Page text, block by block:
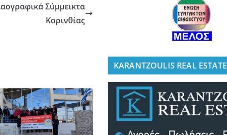
Σύμμεικτα
Κορινθίας
KARANTZOULIS REAL ESTATE